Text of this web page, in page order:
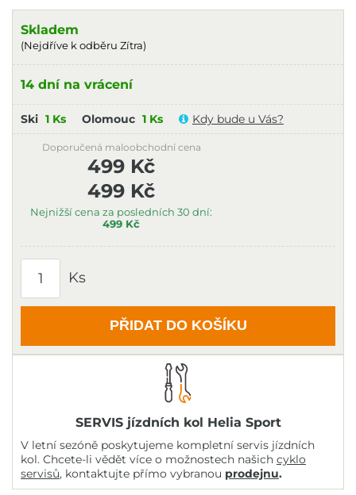
Skladem
(Nejdříve k odběru Zítra)
14 dní na vrácení
Ski 1 Ks Olomouc 1 Ks Kdy bude u Vás?
499 Kč
Nejnižší cena za posledních 30 dní:
499 Kč
Doporučená maloobchodní cena
499 Kč
Ks
PŘIDAT DO KOŠÍKU
SERVIS jízdních kol Helia Sport
V letní sezóně poskytujeme kompletní servis jízdních
kol. Chcete-li vědět více o možnostech našich cyklo
servisů, kontaktujte přímo vybranou prodejnu.